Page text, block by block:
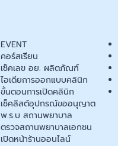
EVENT
คอร์สเรียน
เช็คเลข อย. ผลิตภัณฑ์
ไอเดียการออกแบบคลินิก
ขั้นตอนการเปิดคลินิก
เช็คลิสต์อุปกรณ์ขออนุญาต
พ.ร.บ สถานพยาบาล
ตรวจสถานพยาบาลเอกชน
เปิดหน้าร้านออนไลน์